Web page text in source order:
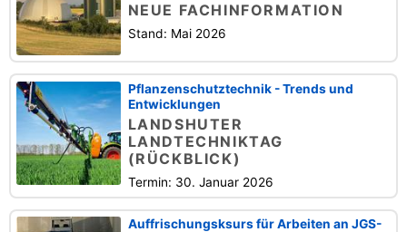
NEUE FACHINFORMATION
Stand: Mai 2026
Pflanzenschutztechnik - Trends und
Entwicklungen
LANDSHUTER
LANDTECHNIKTAG
(RÜCKBLICK)
Termin: 30. Januar 2026
Auffrischungsksurs für Arbeiten an JGS-